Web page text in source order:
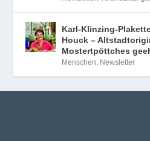
Karl-Klinzing-
Houck –
Mostertpöttches
Menschen, Newsletter